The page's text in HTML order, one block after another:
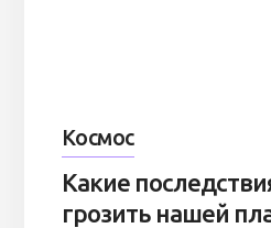
Космос
Какие
грозить нашей